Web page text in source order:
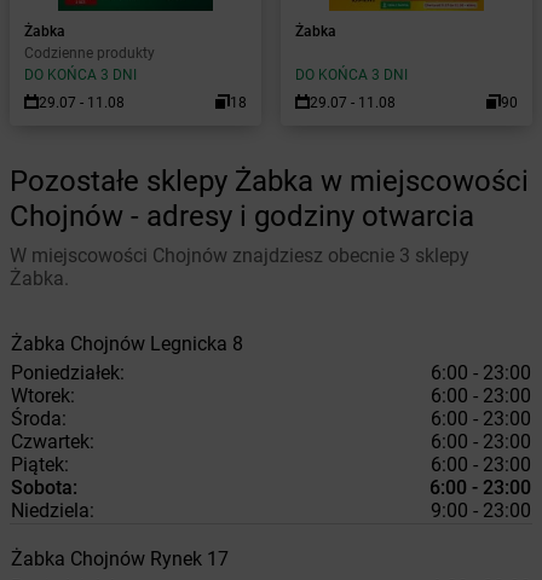
Żabka
Codzienne produkty
DO KOŃCA 3 DNI
29.07 - 11.08
18
Żabka
DO KOŃCA 3 DNI
29.07 - 11.08
90
Pozostałe sklepy Żabka w miejscowości
Chojnów - adresy i godziny otwarcia
W miejscowości Chojnów znajdziesz obecnie 3 sklepy
Żabka.
Żabka Chojnów Legnicka 8
Poniedziałek:
6:00 - 23:00
Wtorek:
6:00 - 23:00
Środa:
6:00 - 23:00
Czwartek:
6:00 - 23:00
Piątek:
6:00 - 23:00
Sobota:
6:00 - 23:00
Niedziela:
9:00 - 23:00
Żabka Chojnów Rynek 17